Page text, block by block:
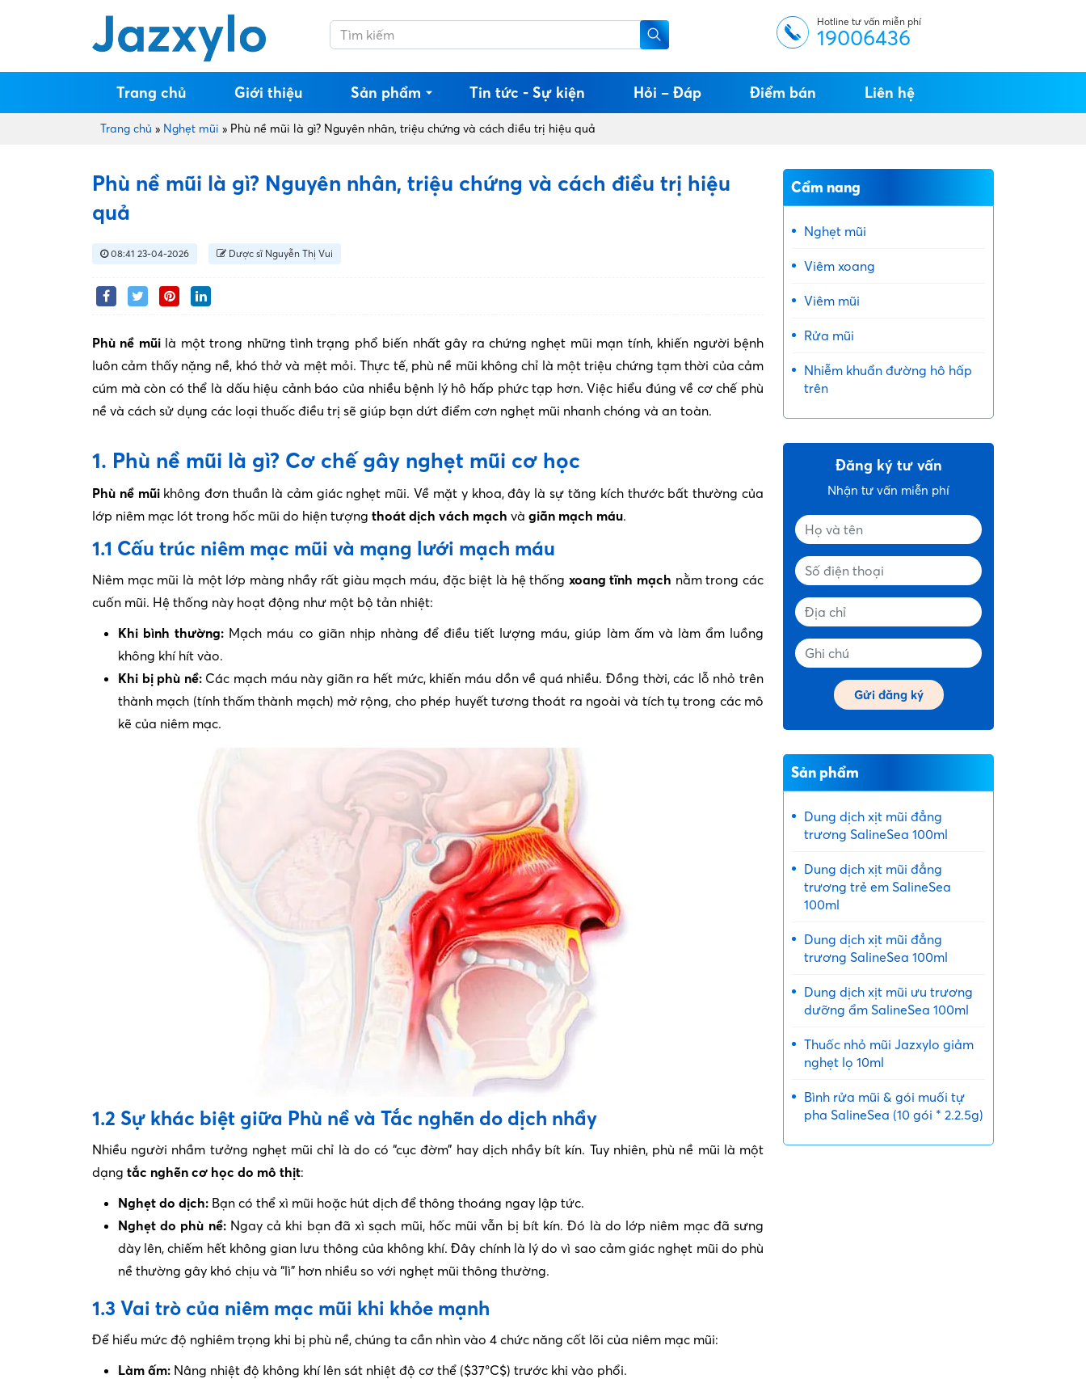
Hotline tư vấn miễn phí
19006436
Trang chủ Giới thiệu Sản phẩm Tin tức - Sự kiện Hỏi – Đáp Điểm bán Liên hệ
Trang chủ » Nghẹt mũi » Phù nề mũi là gì? Nguyên nhân, triệu chứng và cách điều trị hiệu quả
Phù nề mũi là gì? Nguyên nhân, triệu chứng và cách điều trị hiệu
quả
08:41 23-04-2026 Dược sĩ Nguyễn Thị Vui
Phù nề mũilà một trong những tình trạng phổ biến nhất gây ra chứng nghẹt mũi mạn tính, khiến người bệnh
luôn cảm thấy nặng nề, khó thở và mệt mỏi. Thực tế, phù nề mũi không chỉ là một triệu chứng tạm thời của cảm
cúm mà còn có thể là dấu hiệu cảnh báo của nhiều bệnh lý hô hấp phức tạp hơn. Việc hiểu đúng về cơ chế phù
nề và cách sử dụng các loại thuốc điều trị sẽ giúp bạn dứt điểm cơn nghẹt mũi nhanh chóng và an toàn.
1. Phù nề mũi là gì? Cơ chế gây nghẹt mũi cơ học
Phù nề mũikhông đơn thuần là cảm giác nghẹt mũi. Về mặt y khoa, đây là sự tăng kích thước bất thường của
lớp niêm mạc lót trong hốc mũi do hiện tượng thoát dịch vách mạch và giãn mạch máu.
1.1 Cấu trúc niêm mạc mũi và mạng lưới mạch máu
Niêm mạc mũi là một lớp màng nhầy rất giàu mạch máu, đặc biệt là hệ thống xoang tĩnh mạch nằm trong các
cuốn mũi. Hệ thống này hoạt động như một bộ tản nhiệt:
Khi bình thường: Mạch máu co giãn nhịp nhàng để điều tiết lượng máu, giúp làm ấm và làm ẩm luồng
không khí hít vào.
Khi bị phù nề:Các mạch máu này giãn ra hết mức, khiến máu dồn về quá nhiều. Đồng thời, các lỗ nhỏ trên
thành mạch (tính thấm thành mạch) mở rộng, cho phép huyết tương thoát ra ngoài và tích tụ trong các mô
kẽ của niêm mạc.
1.2 Sự khác biệt giữa Phù nề và Tắc nghẽn do dịch nhầy
Nhiều người nhầm tưởng nghẹt mũi chỉ là do có “cục đờm” hay dịch nhầy bít kín. Tuy nhiên, phù nề mũi là một
dạng tắc nghẽn cơ học do mô thịt:
Nghẹt do dịch: Bạn có thể xì mũi hoặc hút dịch để thông thoáng ngay lập tức.
Nghẹt do phù nề:Ngay cả khi bạn đã xì sạch mũi, hốc mũi vẫn bị bít kín. Đó là do lớp niêm mạc đã sưng
dày lên, chiếm hết không gian lưu thông của không khí. Đây chính là lý do vì sao cảm giác nghẹt mũi do phù
nề thường gây khó chịu và “lì” hơn nhiều so với nghẹt mũi thông thường.
1.3 Vai trò của niêm mạc mũi khi khỏe mạnh
Để hiểu mức độ nghiêm trọng khi bị phù nề, chúng ta cần nhìn vào 4 chức năng cốt lõi của niêm mạc mũi:
Làm ấm: Nâng nhiệt độ không khí lên sát nhiệt độ cơ thể ($37°C$) trước khi vào phổi.
Cẩm nang
Nghẹt mũi
Viêm xoang
Viêm mũi
Rửa mũi
Nhiễm khuẩn đường hô hấp
trên
Đăng ký tư vấn
Nhận tư vấn miễn phí
Sản phẩm
Dung dịch xịt mũi đẳng
trương SalineSea 100ml
Dung dịch xịt mũi đẳng
trương trẻ em SalineSea
100ml
Dung dịch xịt mũi đẳng
trương SalineSea 100ml
Dung dịch xịt mũi ưu trương
dưỡng ẩm SalineSea 100ml
Thuốc nhỏ mũi Jazxylo giảm
nghẹt lọ 10ml
Bình rửa mũi & gói muối tự
pha SalineSea (10 gói * 2.2.5g)